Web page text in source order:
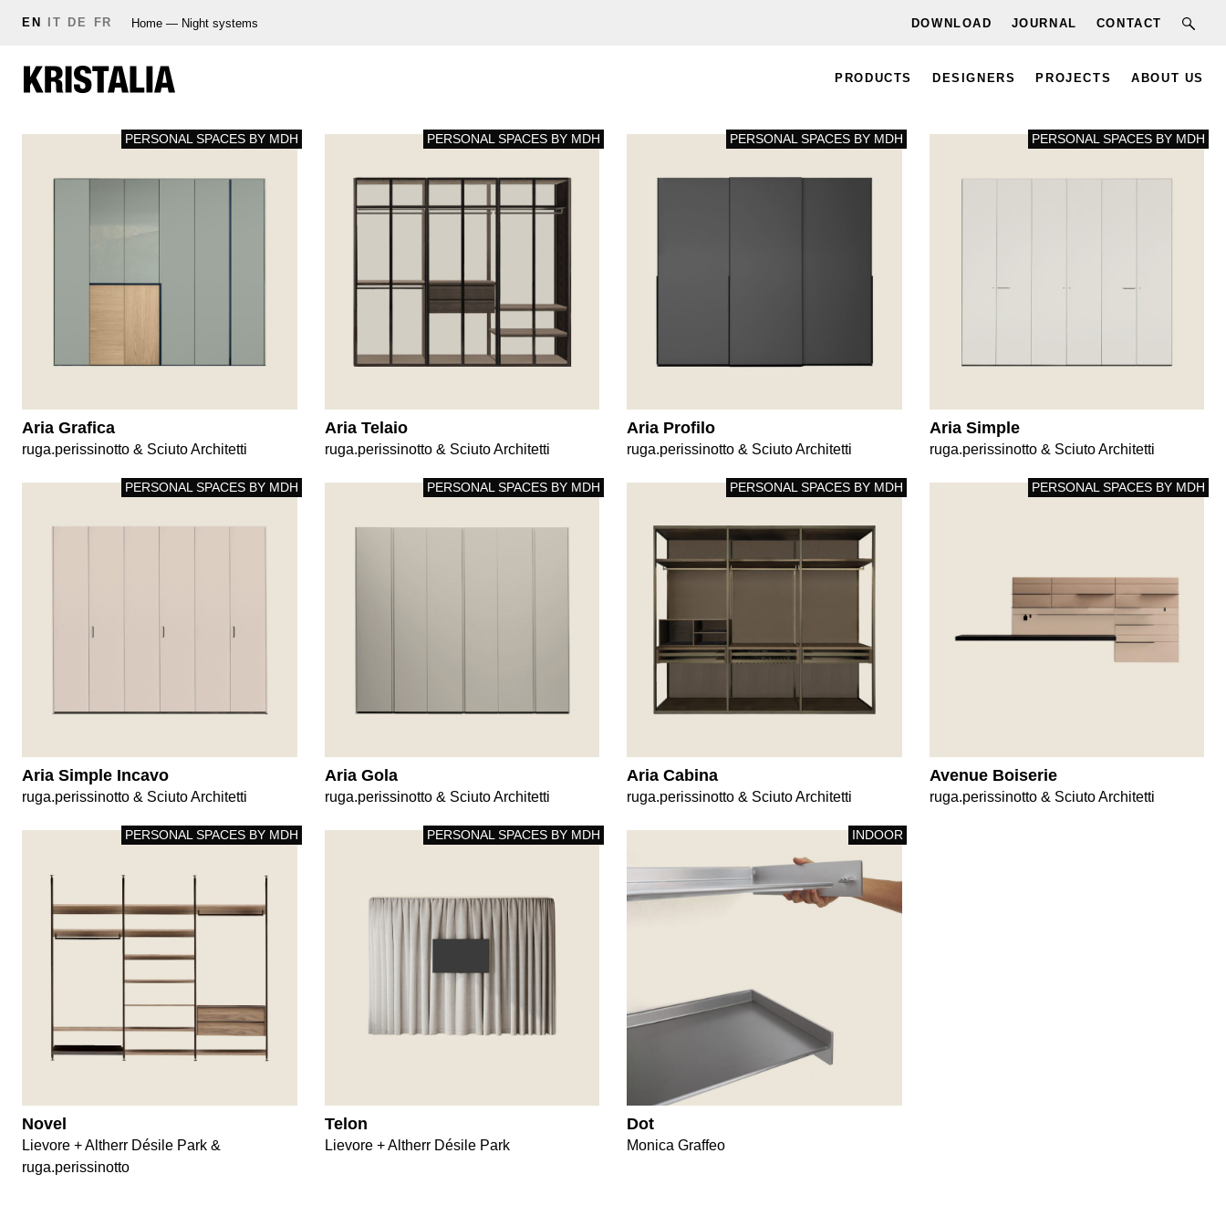
EN IT DE FR Home — Night systems DOWNLOAD JOURNAL CONTACT
PRODUCTS DESIGNERS PROJECTS ABOUT US
PERSONAL SPACES BY MDH
Aria Grafica
ruga.perissinotto & Sciuto Architetti
PERSONAL SPACES BY MDH
Aria Telaio
ruga.perissinotto & Sciuto Architetti
PERSONAL SPACES BY MDH
Aria Profilo
ruga.perissinotto & Sciuto Architetti
PERSONAL SPACES BY MDH
Aria Simple
ruga.perissinotto & Sciuto Architetti
PERSONAL SPACES BY MDH
Aria Simple Incavo
ruga.perissinotto & Sciuto Architetti
PERSONAL SPACES BY MDH
Aria Gola
ruga.perissinotto & Sciuto Architetti
PERSONAL SPACES BY MDH
Aria Cabina
ruga.perissinotto & Sciuto Architetti
PERSONAL SPACES BY MDH
Avenue Boiserie
ruga.perissinotto & Sciuto Architetti
PERSONAL SPACES BY MDH
Novel
Lievore + Altherr Désile Park &
ruga.perissinotto
PERSONAL SPACES BY MDH
Telon
Lievore + Altherr Désile Park
INDOOR
Dot
Monica Graffeo